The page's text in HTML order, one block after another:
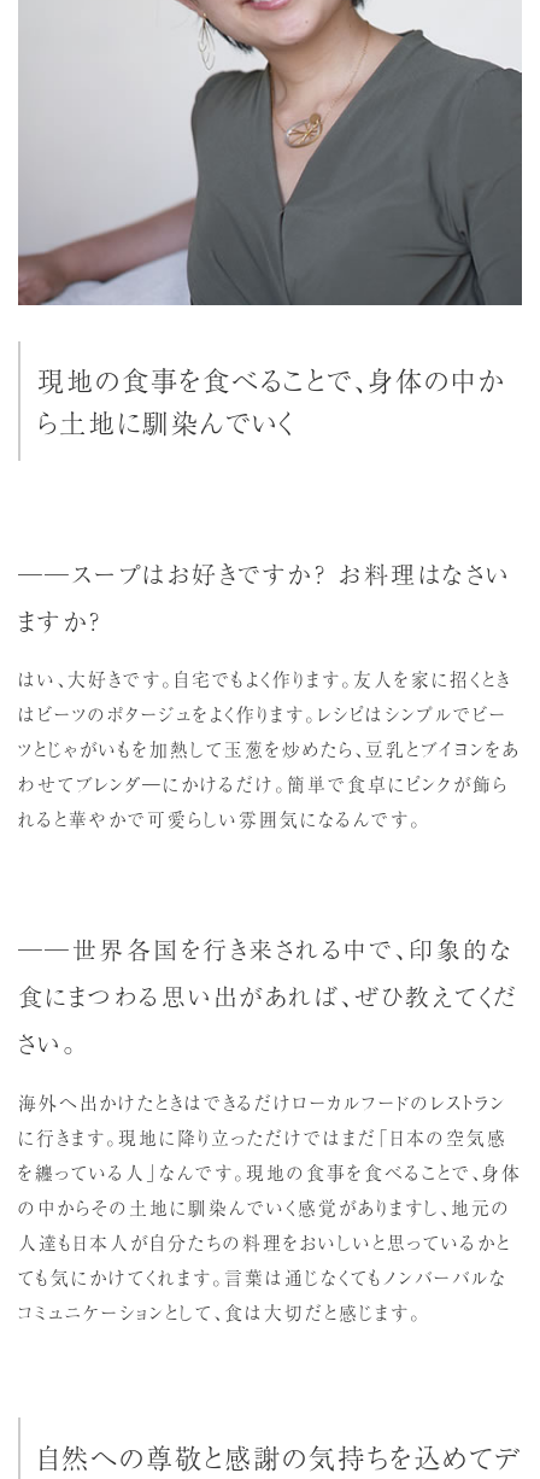
現地の食事を食べることで、身体の中か
ら土地に馴染んでいく
──スープはお好きですか？ お料理はなさい
ますか？
はい、大好きです。自宅でもよく作ります。友人を家に招くとき
はビーツのポタージュをよく作ります。レシピはシンプルでビー
ツとじゃがいもを加熱して玉葱を炒めたら、豆乳とブイヨンをあ
わせてブレンダ―にかけるだけ。簡単で食卓にピンクが飾ら
れると華やかで可愛らしい雰囲気になるんです。
──世界各国を行き来される中で、印象的な
食にまつわる思い出があれば、ぜひ教えてくだ
さい。
海外へ出かけたときはできるだけローカルフードのレストラン
に行きます。現地に降り立っただけではまだ「日本の空気感
を纏っている人」なんです。現地の食事を食べることで、身体
の中からその土地に馴染んでいく感覚がありますし、地元の
人達も日本人が自分たちの料理をおいしいと思っているかと
ても気にかけてくれます。言葉は通じなくてもノンバーバルな
コミュニケーションとして、食は大切だと感じます。
自然への尊敬と感謝の気持ちを込めてデ